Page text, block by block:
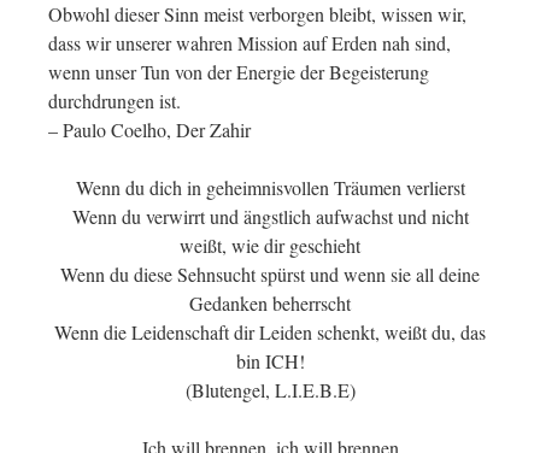
Obwohl dieser Sinn meist verborgen bleibt, wissen wir,
dass wir unserer wahren Mission auf Erden nah sind,
wenn unser Tun von der Energie der Begeisterung
durchdrungen ist.
– Paulo Coelho, Der Zahir
Wenn du dich in geheimnisvollen Träumen verlierst
Wenn du verwirrt und ängstlich aufwachst und nicht
weißt, wie dir geschieht
Wenn du diese Sehnsucht spürst und wenn sie all deine
Gedanken beherrscht
Wenn die Leidenschaft dir Leiden schenkt, weißt du, das
bin ICH!
(Blutengel, L.I.E.B.E)
Ich will brennen, ich will brennen